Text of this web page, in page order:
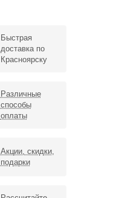
Быстрая
доставка по
Красноярску
Различные
способы
оплаты
Акции, скидки,
подарки